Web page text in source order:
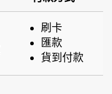
刷卡
匯款
貨到付款